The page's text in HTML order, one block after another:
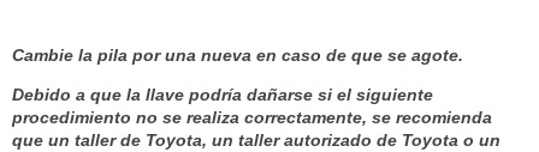
Cambie la pila por una nueva en caso de que se agote.
Debido a que la llave podría dañarse si el siguiente
procedimiento no se realiza correctamente, se recomienda
que un taller de Toyota, un taller autorizado de Toyota o un